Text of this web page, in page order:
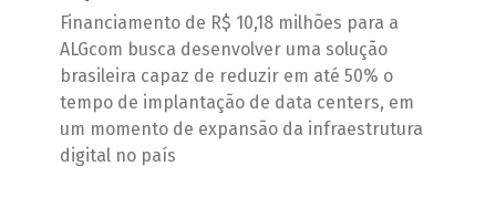
Financiamento de R$ 10,18 milhões para a
ALGcom busca desenvolver uma solução
brasileira capaz de reduzir em até 50% o
tempo de implantação de data centers, em
um momento de expansão da infraestrutura
digital no país